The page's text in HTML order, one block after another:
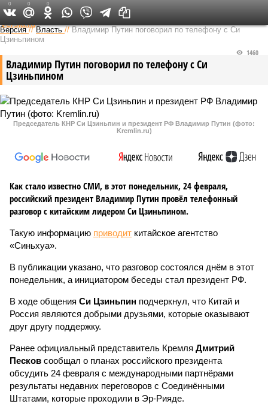
Федеральный выпуск
Версия //Власть //Владимир Путин поговорил по телефону с Си
Цзиньпином
Владимир Путин поговорил по телефону с Си
Цзиньпином
1460
Председатель КНР Си Цзиньпин и президент РФ Владимир Путин (фото:
Kremlin.ru)
Как стало известно СМИ, в этот понедельник, 24 февраля,
российский президент Владимир Путин провёл телефонный
разговор с китайским лидером Си Цзиньпином.
Такую информацию приводит китайское агентство
«Синьхуа».
В публикации указано, что разговор состоялся днём в этот
понедельник, а инициатором беседы стал президент РФ.
В ходе общения Си Цзиньпин подчеркнул, что Китай и
Россия являются добрыми друзьями, которые оказывают
друг другу поддержку.
Ранее официальный представитель Кремля Дмитрий
Песков сообщал о планах российского президента
обсудить 24 февраля с международными партнёрами
результаты недавних переговоров с Соединёнными
Штатами, которые проходили в Эр-Рияде.
0 0 0